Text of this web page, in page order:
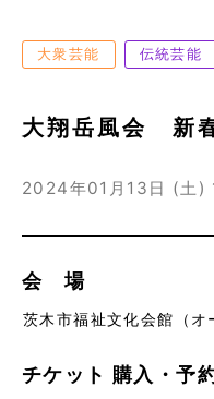
大衆芸能 伝統芸能
大翔岳風会 新
2024年01月13日 (土)
会 場
茨木市福祉文化会館（
チケット 購入・予